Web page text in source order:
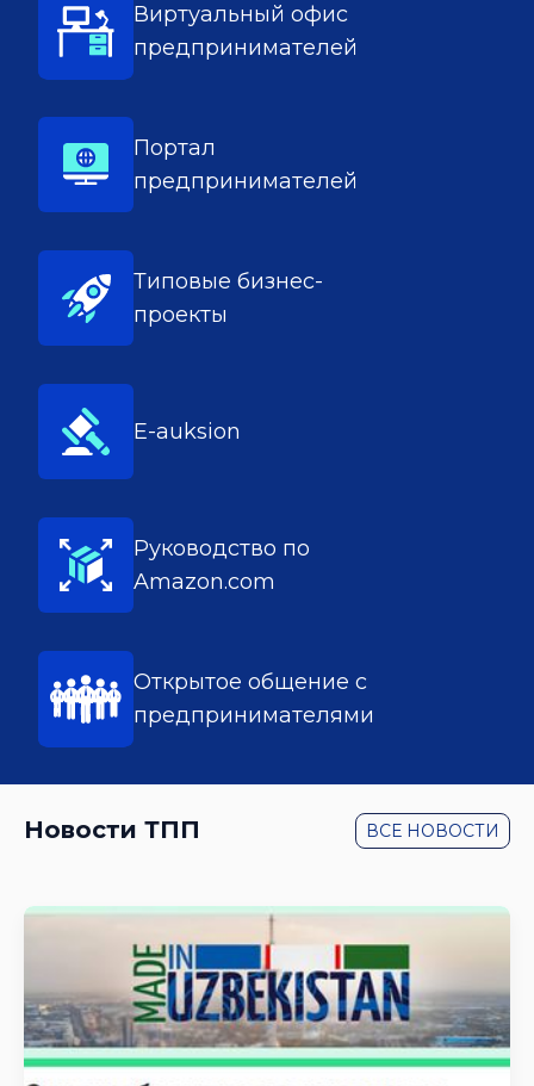
Виртуальный офис
предпринимателей
Портал
предпринимателей
Типовые бизнес-
проекты
E-auksion
Руководство по
Amazon.com
Открытое общение с
предпринимателями
Новости ТПП ВСЕ НОВОСТИ